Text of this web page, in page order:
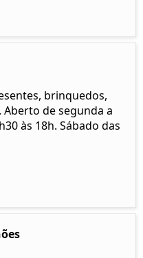
brinquedos,
de segunda a
às 18h. Sábado das